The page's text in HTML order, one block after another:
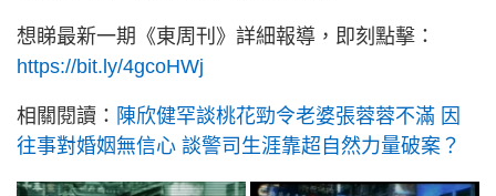
想睇最新一期《東周刊》詳細報導，即刻點擊：
https://bit.ly/4gcoHWj
相關閱讀： 陳欣健罕談桃花勁令老婆張蓉蓉不滿 因
往事對婚姻無信心 談警司生涯靠超自然力量破案？